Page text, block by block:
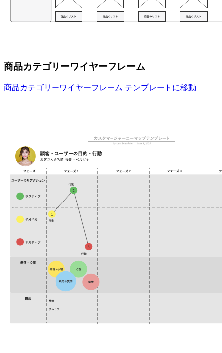
商品カテゴリーワイヤーフレーム
商品カテゴリーワイヤーフレーム テンプレートに移動